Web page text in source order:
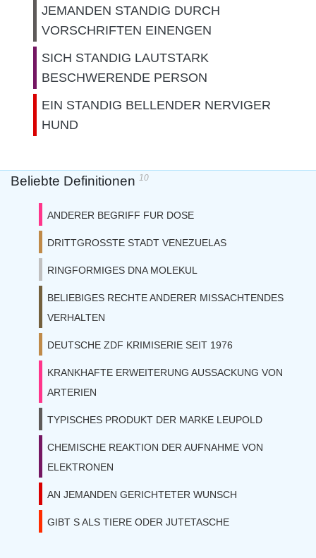
JEMANDEN STANDIG DURCH
VORSCHRIFTEN EINENGEN
SICH STANDIG LAUTSTARK
BESCHWERENDE PERSON
EIN STANDIG BELLENDER NERVIGER
HUND
Beliebte Definitionen 10
ANDERER BEGRIFF FUR DOSE
DRITTGROSSTE STADT VENEZUELAS
RINGFORMIGES DNA MOLEKUL
BELIEBIGES RECHTE ANDERER MISSACHTENDES
VERHALTEN
DEUTSCHE ZDF KRIMISERIE SEIT 1976
KRANKHAFTE ERWEITERUNG AUSSACKUNG VON
ARTERIEN
TYPISCHES PRODUKT DER MARKE LEUPOLD
CHEMISCHE REAKTION DER AUFNAHME VON
ELEKTRONEN
AN JEMANDEN GERICHTETER WUNSCH
GIBT S ALS TIERE ODER JUTETASCHE